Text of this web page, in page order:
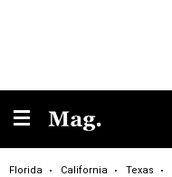
Florida California Texas